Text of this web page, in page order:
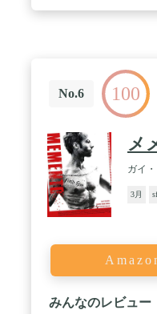
No.6 100
メ
ガイ
3月
みんなのレビュー